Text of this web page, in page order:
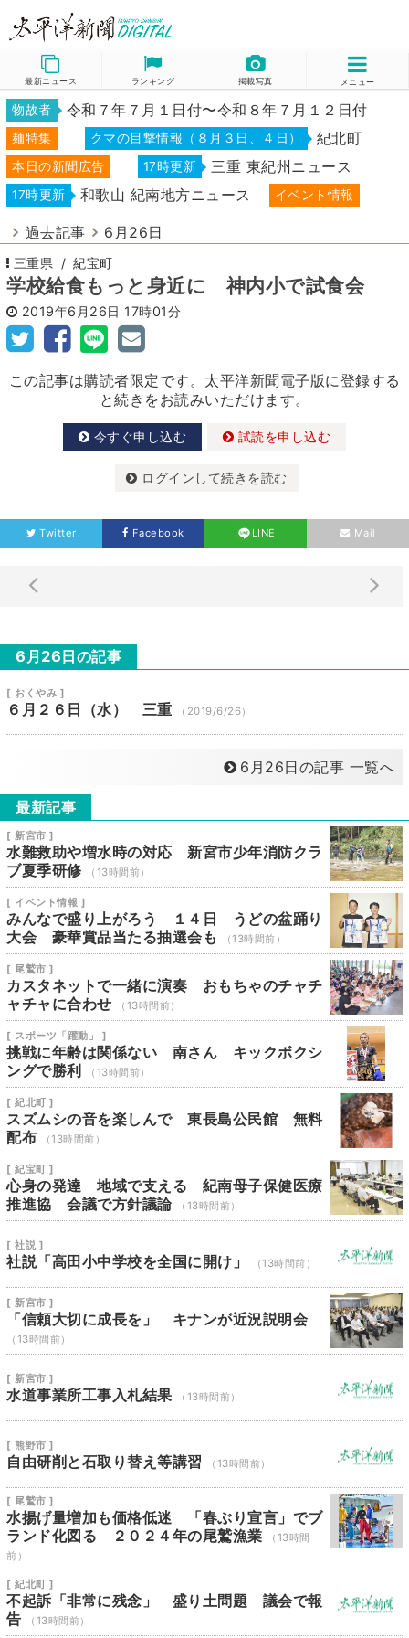
最新ニュース ランキング 掲載写真 メニュー
物故者 令和７年７月１日付〜令和８年７月１２日付
麺特集 クマの目撃情報（８月３日、４日） 紀北町
本日の新聞広告 17時更新 三重 東紀州ニュース
17時更新 和歌山 紀南地方ニュース イベント情報
過去記事 6月26日
三重県 紀宝町
学校給食もっと身近に 神内小で試食会
2019年6月26日 17時01分
この記事は購読者限定です。太平洋新聞電子版に登録する
と続きをお読みいただけます。
今すぐ申し込む 試読を申し込む
ログインして続きを読む
Twitter Facebook LINE Mail
6月26日の記事
[ おくやみ ]
６月２６日（水） 三重 （2019/6/26）
6月26日の記事 一覧へ
最新記事
[ 新宮市 ]
水難救助や増水時の対応 新宮市少年消防クラ
ブ夏季研修
（13時間前）
[ イベント情報 ]
みんなで盛り上がろう １４日 うどの盆踊り
大会 豪華賞品当たる抽選会も
（13時間前）
[ 尾鷲市 ]
カスタネットで一緒に演奏 おもちゃのチャチ
ャチャに合わせ
（13時間前）
[ スポーツ「躍動」 ]
挑戦に年齢は関係ない 南さん キックボクシ
ングで勝利
（13時間前）
[ 紀北町 ]
スズムシの音を楽しんで 東長島公民館 無料
配布
（13時間前）
[ 紀宝町 ]
心身の発達 地域で支える 紀南母子保健医療
推進協 会議で方針議論
（13時間前）
[ 社説 ]
社説「高田小中学校を全国に開け」 （13時間前）
[ 新宮市 ]
「信頼大切に成長を」 キナンが近況説明会
（13時間前）
[ 新宮市 ]
水道事業所工事入札結果 （13時間前）
[ 熊野市 ]
自由研削と石取り替え等講習 （13時間前）
[ 尾鷲市 ]
水揚げ量増加も価格低迷 「春ぶり宣言」でブ
ランド化図る ２０２４年の尾鷲漁業
（13時間
前）
[ 紀北町 ]
不起訴「非常に残念」 盛り土問題 議会で報
告
（13時間前）